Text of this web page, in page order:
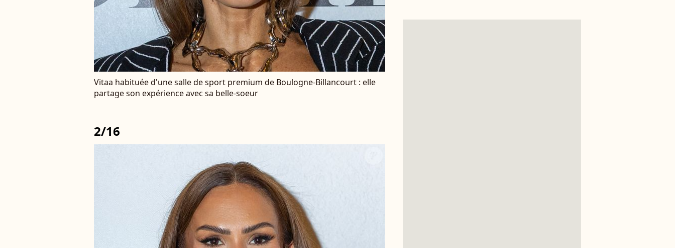
Vitaa habituée d'une salle de sport premium de Boulogne-Billancourt : elle
partage son expérience avec sa belle-soeur
2/16